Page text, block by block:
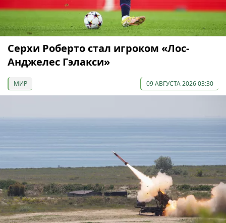
Серхи Роберто стал игроком «Лос-
Анджелес Гэлакси»
МИР 09 АВГУСТА 2026 03:30